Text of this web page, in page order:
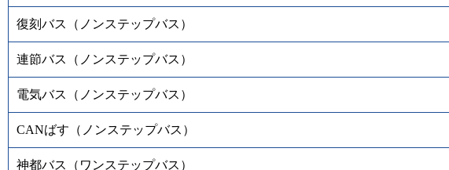
復刻バス（ノンステップバス）
連節バス（ノンステップバス）
電気バス（ノンステップバス）
CANばす（ノンステップバス）
神都バス（ワンステップバス）